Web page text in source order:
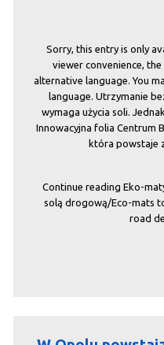
Sorry, this entry is only
viewer convenience,
alternative language. You
language. Utrzymanie
wymaga użycia soli.
Innowacyjna folia Centrum
która powstaje
Continue reading Eko-
solą drogową/Eco-mats
road